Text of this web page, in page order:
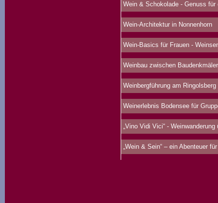
Wein & Schokolade - Genuss für
Wein-Architektur in Nonnenhorn
Wein-Basics für Frauen -
Weinbau zwischen
Weinbergführung am Ringolsberg
Weinerlebnis Bodensee für
„Vino Vidi Vici“ -
„Wein & Sein“ – ein Abenteuer